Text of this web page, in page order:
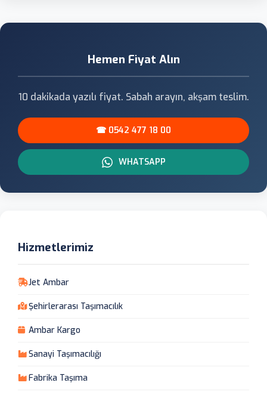
Hemen Fiyat Alın
10 dakikada yazılı fiyat. Sabah arayın, akşam teslim.
☎ 0542 477 18 00
WHATSAPP
Hizmetlerimiz
Jet Ambar
Şehirlerarası Taşımacılık
Ambar Kargo
Sanayi Taşımacılığı
Fabrika Taşıma